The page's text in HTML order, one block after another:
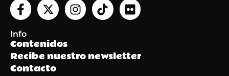
Info
Contenidos
Recibe nuestro newsletter
Contacto